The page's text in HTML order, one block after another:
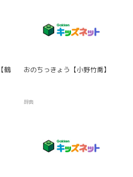
鶴
おのちっきょう【小野竹喬】
辞典